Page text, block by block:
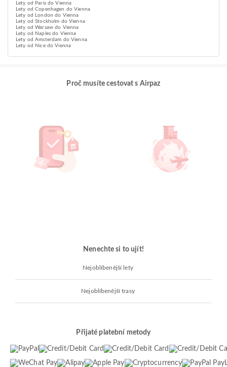
Lety od Paris do Vienna
Lety od Copenhagen do Vienna
Lety od London do Vienna
Lety od Stockholm do Vienna
Lety od Warsaw do Vienna
Lety od Naples do Vienna
Lety od Amsterdam do Vienna
Lety od Nice do Vienna
Proč musíte cestovat s Airpaz
Nenechte si to ujít!
Nejoblíbenější lety
Nejoblíbenější trasy
Přijaté platební metody